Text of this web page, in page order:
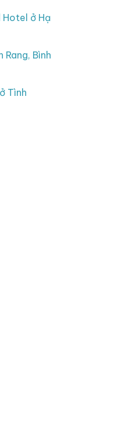
Hotel ở Hạ
Rang, Bình
Tình